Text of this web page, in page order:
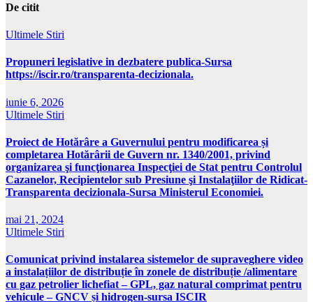
De citit
Ultimele Stiri
Propuneri legislative in dezbatere publica-Sursa
https://iscir.ro/transparenta-decizionala.
iunie 6, 2026
Ultimele Stiri
Proiect de Hotărâre a Guvernului pentru modificarea și
completarea Hotărârii de Guvern nr. 1340/2001, privind
organizarea şi funcţionarea Inspecţiei de Stat pentru Controlul
Cazanelor, Recipientelor sub Presiune şi Instalaţiilor de Ridicat-
Transparenta decizionala-Sursa Ministerul Economiei.
mai 21, 2024
Ultimele Stiri
Comunicat privind instalarea sistemelor de supraveghere video
a instalațiilor de distribuție în zonele de distribuție /alimentare
cu gaz petrolier lichefiat – GPL, gaz natural comprimat pentru
vehicule – GNCV și hidrogen-sursa ISCIR